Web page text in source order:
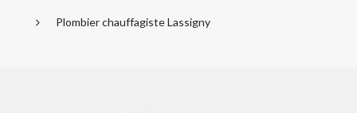
Plombier chauffagiste Lassigny